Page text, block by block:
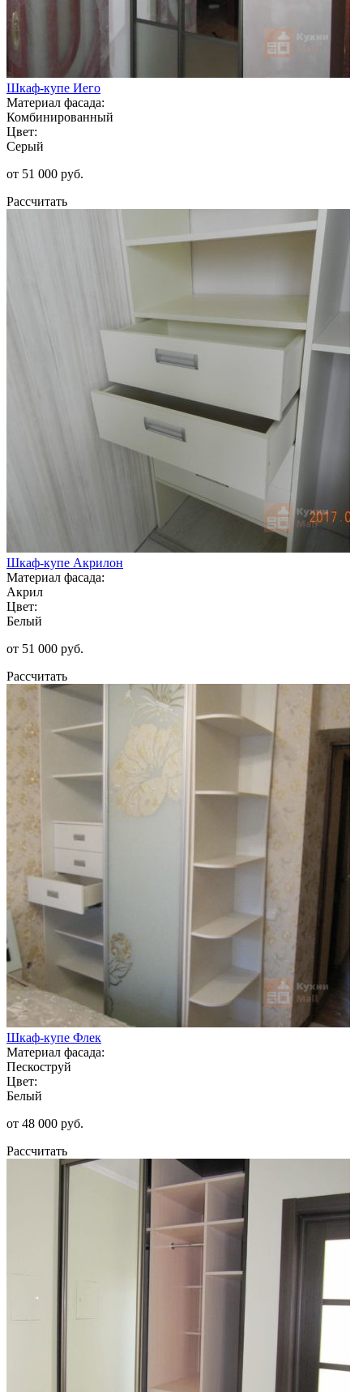
Шкаф-купе Иего
Материал фасада:
Комбинированный
Цвет:
Серый
от 51 000 руб.
Рассчитать
Шкаф-купе Акрилон
Материал фасада:
Акрил
Цвет:
Белый
от 51 000 руб.
Рассчитать
Шкаф-купе Флек
Материал фасада:
Пескоструй
Цвет:
Белый
от 48 000 руб.
Рассчитать